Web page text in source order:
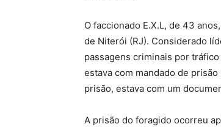
O faccionado E.X.L, de 43
de Niterói (RJ). Considerado
passagens criminais por
estava com mandado de
prisão, estava com um
A prisão do foragido ocorreu